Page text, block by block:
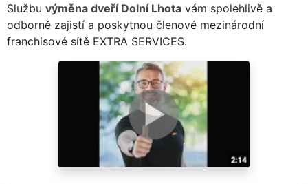
Službu výměna dveří Dolní Lhota vám spolehlivě a
odborně zajistí a poskytnou členové mezinárodní
franchisové sítě EXTRA SERVICES.